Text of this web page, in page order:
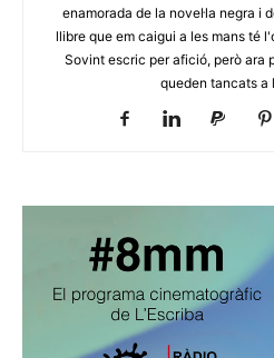
enamorada de la novel·la negra i
llibre que em caigui a les mans té
Sovint escric per afició, però ara
queden tancats a